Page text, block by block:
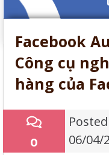
Facebook
Công cụ
hàng của
0
06/04/